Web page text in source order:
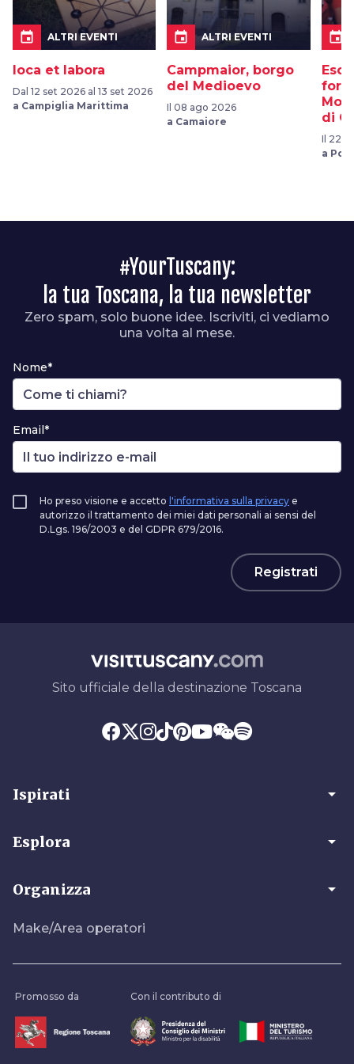
event ALTRI EVENTI
Ioca et labora
Dal 12 set 2026 al 13 set 2026
a Campiglia Marittima
event ALTRI EVENTI
Campmaior, borgo
del Medioevo
Il 08 ago 2026
a Camaiore
event
di
Il 22
a
#YourTuscany:
la tua Toscana, la tua newsletter
Zero spam, solo buone idee. Iscriviti, ci vediamo
una volta al mese.
Nome*
Email*
Ho preso visione e accetto l'informativa sulla privacy e
autorizzo il trattamento dei miei dati personali ai sensi del
D.Lgs. 196/2003 e del GDPR 679/2016.
Registrati
Sito ufficiale della destinazione Toscana
Ispirati arrow_drop_down
Esplora arrow_drop_down
Organizza arrow_drop_down
Make/Area operatori
Promosso da Con il contributo di